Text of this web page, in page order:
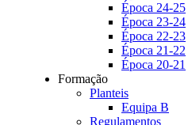
Época 24-25
Época 23-24
Época 22-23
Época 21-22
Época 20-21
Formação
Planteis
Equipa B
Regulamentos